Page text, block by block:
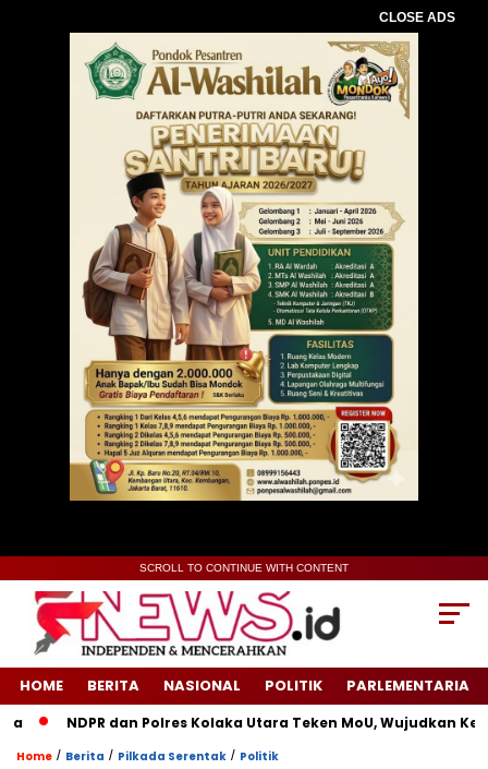
CLOSE ADS
SCROLL TO CONTINUE WITH CONTENT
HOME BERITA NASIONAL POLITIK PARLEMENTARIA
NDPR dan Polres Kolaka Utara Teken MoU, Wujudkan
Home / Berita / Pilkada Serentak / Politik